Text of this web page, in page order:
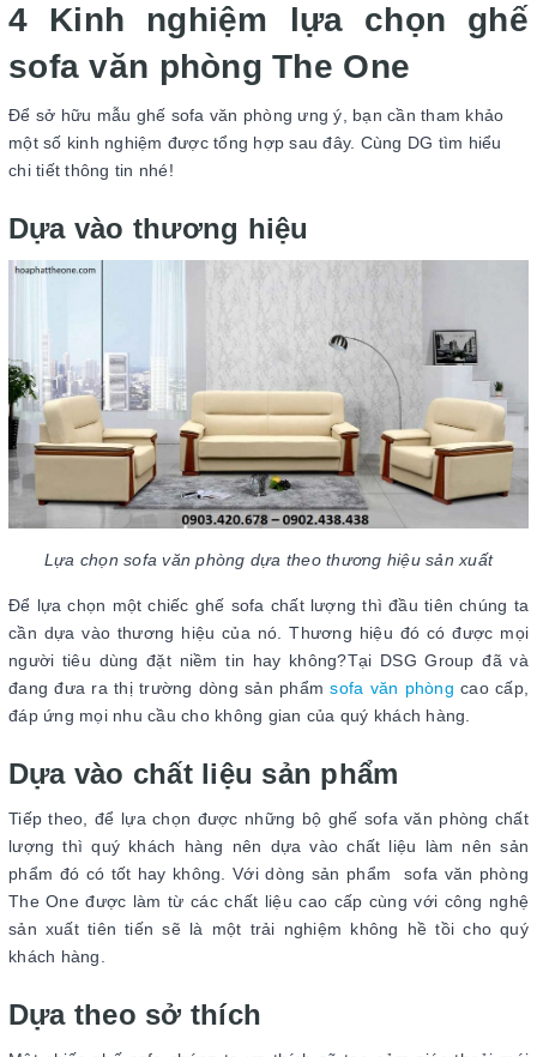
4 Kinh nghiệm lựa chọn ghế
sofa văn phòng The One
Để sở hữu mẫu ghế sofa văn phòng ưng ý, bạn cần tham khảo
một số kinh nghiệm được tổng hợp sau đây. Cùng DG tìm hiểu
chi tiết thông tin nhé!
Dựa vào thương hiệu
Lựa chọn sofa văn phòng dựa theo thương hiệu sản xuất
Để lựa chọn một chiếc ghế sofa chất lượng thì đầu tiên chúng ta
cần dựa vào thương hiệu của nó. Thương hiệu đó có được mọi
người tiêu dùng đặt niềm tin hay không?Tại DSG Group đã và
đang đưa ra thị trường dòng sản phẩmsofa văn phòng cao cấp,
đáp ứng mọi nhu cầu cho không gian của quý khách hàng.
Dựa vào chất liệu sản phẩm
Tiếp theo, để lựa chọn được những bộ ghế sofa văn phòng chất
lượng thì quý khách hàng nên dựa vào chất liệu làm nên sản
phẩm đó có tốt hay không. Với dòng sản phẩm sofa văn phòng
The One được làm từ các chất liệu cao cấp cùng với công nghệ
sản xuất tiên tiến sẽ là một trải nghiệm không hề tồi cho quý
khách hàng.
Dựa theo sở thích